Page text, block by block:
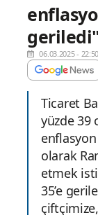
06.03.2025 - 22:50
Ticaret
yüzde 39
olarak
etmek
35’e
çiftçimize,